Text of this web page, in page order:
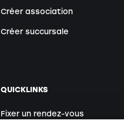
Créer association
Créer succursale
QUICKLINKS
Fixer un rendez-vous